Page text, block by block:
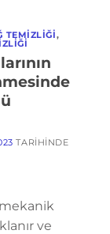
TEMIZLIĞI,
TARIHINDE
mekanik
ve